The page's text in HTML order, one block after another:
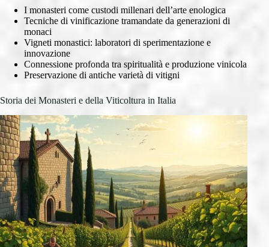
I monasteri come custodi millenari dell’arte enologica
Tecniche di vinificazione tramandate da generazioni di
monaci
Vigneti monastici: laboratori di sperimentazione e
innovazione
Connessione profonda tra spiritualità e produzione vinicola
Preservazione di antiche varietà di vitigni
Storia dei Monasteri e della Viticoltura in Italia